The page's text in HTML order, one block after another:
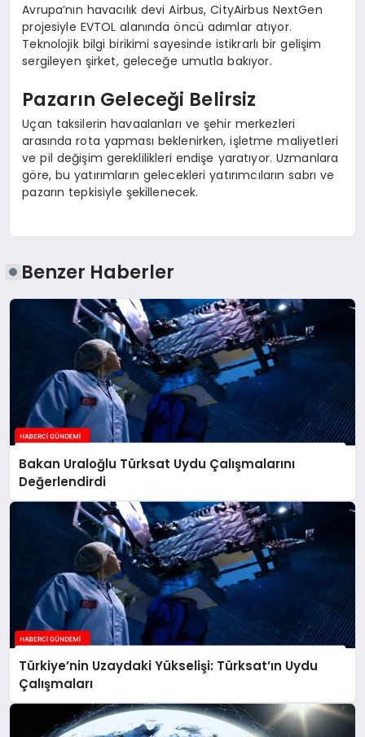
Avrupa’nın havacılık devi Airbus, CityAirbus NextGen
projesiyle EVTOL alanında öncü adımlar atıyor.
Teknolojik bilgi birikimi sayesinde istikrarlı bir gelişim
sergileyen şirket, geleceğe umutla bakıyor.
Pazarın Geleceği Belirsiz
Uçan taksilerin havaalanları ve şehir merkezleri
arasında rota yapması beklenirken, işletme maliyetleri
ve pil değişim gereklilikleri endişe yaratıyor. Uzmanlara
göre, bu yatırımların gelecekleri yatırımcıların sabrı ve
pazarın tepkisiyle şekillenecek.
Benzer Haberler
Bakan Uraloğlu Türksat Uydu Çalışmalarını
Değerlendirdi
Türkiye’nin Uzaydaki Yükselişi: Türksat’ın Uydu
Çalışmaları